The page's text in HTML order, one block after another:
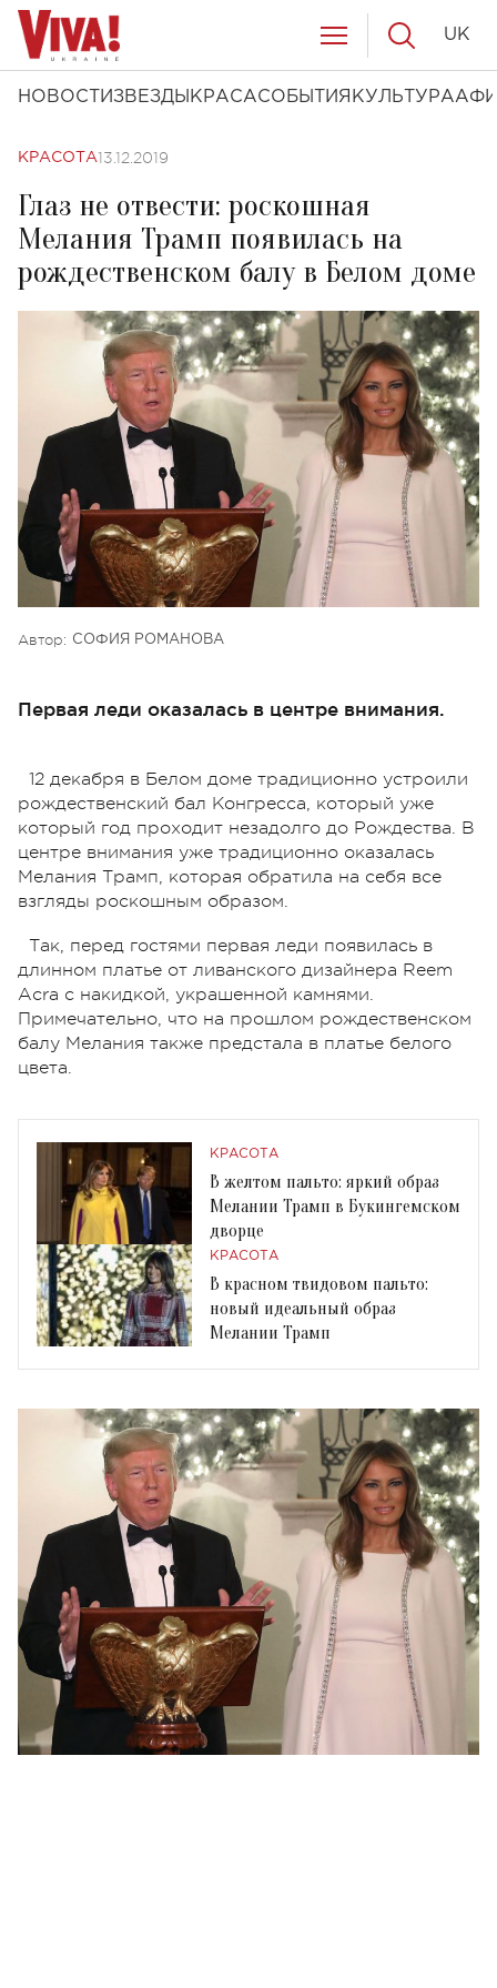
НОВОСТИ ЗВЕЗДЫ КРАСАСОБЫТИЯ КУЛЬТУРА
UK
КРАСОТА13.12.2019
Глаз не отвести: роскошная
Мелания Трамп появилась на
рождественском балу в Белом доме
Автор: СОФИЯ РОМАНОВА
Первая леди оказалась в центре внимания.
12 декабря в Белом доме традиционно устроили
рождественский бал Конгресса, который уже
который год проходит незадолго до Рождества. В
центре внимания уже традиционно оказалась
Мелания Трамп, которая обратила на себя все
взгляды роскошным образом.
Так, перед гостями первая леди появилась в
длинном платье от ливанского дизайнера Reem
Acra с накидкой, украшенной камнями.
Примечательно, что на прошлом рождественском
балу Мелания также предстала в платье белого
цвета.
КРАСОТА
В желтом пальто: яркий образ
Мелании Трамп в Букингемском
дворце
КРАСОТА
В красном твидовом пальто:
новый идеальный образ
Мелании Трамп